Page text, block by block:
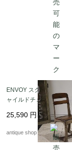
ENVOY スクール チ
ャイルドチェア NO.1
25,590 円
antique shop at's